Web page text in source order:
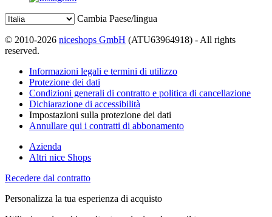
Cambia Paese/lingua
© 2010-2026 niceshops GmbH (ATU63964918) - All rights
reserved.
Informazioni legali e termini di utilizzo
Protezione dei dati
Condizioni generali di contratto e politica di cancellazione
Dichiarazione di accessibilità
Impostazioni sulla protezione dei dati
Annullare qui i contratti di abbonamento
Azienda
Altri nice Shops
Recedere dal contratto
Personalizza la tua esperienza di acquisto